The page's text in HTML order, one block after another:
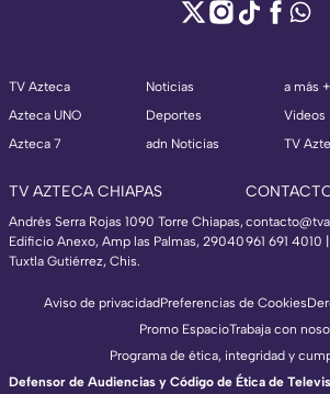
TV Azteca
Azteca UNO
Azteca 7
Noticias
Deportes
adn Noticias
a más +
Videos
TV
TV AZTECA CHIAPAS
Andrés Serra Rojas 1090 Torre Chiapas,
Edificio Anexo, Amp las Palmas, 29040
Tuxtla Gutiérrez, Chis.
961 691 4010
Aviso de privacidadPreferencias de Cookies
Promo EspacioTrabaja con
Programa de ética, integridad y
Defensor de Audiencias y Código de Ética de